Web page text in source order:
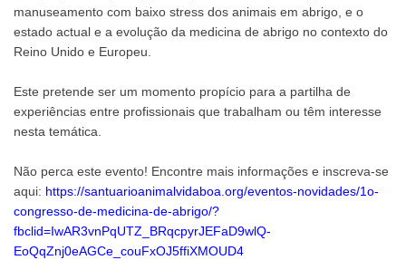
manuseamento com baixo stress dos animais em abrigo, e o
estado actual e a evolução da medicina de abrigo no contexto do
Reino Unido e Europeu.
Este pretende ser um momento propício para a partilha de
experiências entre profissionais que trabalham ou têm interesse
nesta temática.
Não perca este evento! Encontre mais informações e inscreva-se
aqui: https://santuarioanimalvidaboa.org/eventos-novidades/1o-
congresso-de-medicina-de-abrigo/?
fbclid=IwAR3vnPqUTZ_BRqcpyrJEFaD9wlQ-
EoQqZnj0eAGCe_couFxOJ5ffiXMOUD4